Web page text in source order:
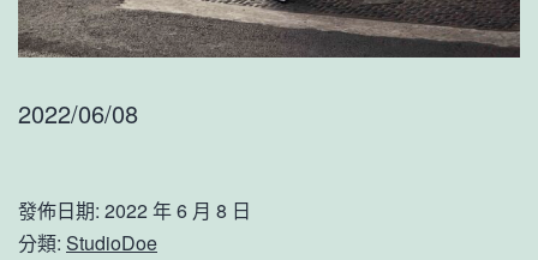
2022/06/08
發佈日期: 2022 年 6 月 8 日
分類: StudioDoe